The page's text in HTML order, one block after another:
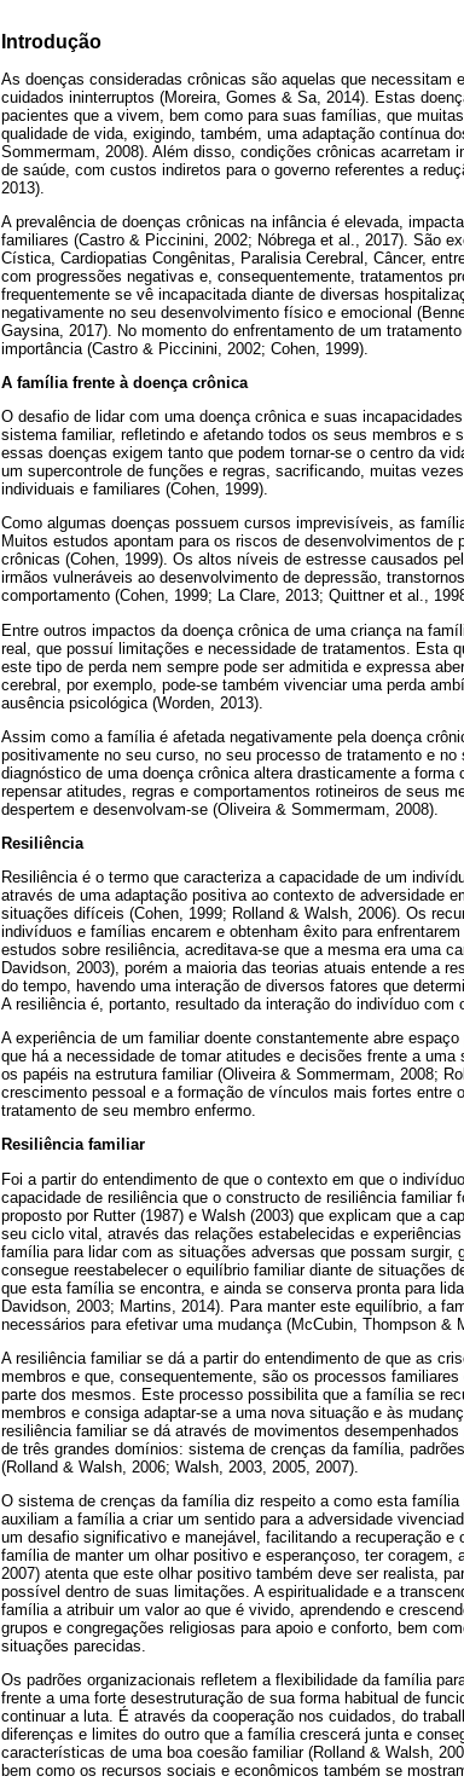
Introdução
As doenças consideradas crônicas são aquelas que
cuidados ininterruptos (Moreira, Gomes & Sa, 2014). Estas
pacientes que a vivem, bem como para suas famílias, que
qualidade de vida, exigindo, também, uma adaptação contínua
Sommermam, 2008). Além disso, condições crônicas
de saúde, com custos indiretos para o governo referentes a
2013).
A prevalência de doenças crônicas na infância é elevada,
familiares (Castro & Piccinini, 2002; Nóbrega et al., 2017). São
Cística, Cardiopatias Congênitas, Paralisia Cerebral, Câncer,
com progressões negativas e, consequentemente, tratamentos
frequentemente se vê incapacitada diante de diversas
negativamente no seu desenvolvimento físico e emocional
Gaysina, 2017). No momento do enfrentamento de um
importância (Castro & Piccinini, 2002; Cohen, 1999).
A família frente à doença crônica
O desafio de lidar com uma doença crônica e suas
sistema familiar, refletindo e afetando todos os seus membros
essas doenças exigem tanto que podem tornar-se o centro da
um supercontrole de funções e regras, sacrificando, muitas
individuais e familiares (Cohen, 1999).
Como algumas doenças possuem cursos imprevisíveis, as
Muitos estudos apontam para os riscos de desenvolvimentos
crônicas (Cohen, 1999). Os altos níveis de estresse causados
irmãos vulneráveis ao desenvolvimento de depressão,
comportamento (Cohen, 1999; La Clare, 2013; Quittner et al.,
Entre outros impactos da doença crônica de uma criança na
real, que possuí limitações e necessidade de tratamentos. Esta
este tipo de perda nem sempre pode ser admitida e expressa
cerebral, por exemplo, pode-se também vivenciar uma perda
ausência psicológica (Worden, 2013).
Assim como a família é afetada negativamente pela doença
positivamente no seu curso, no seu processo de tratamento e
diagnóstico de uma doença crônica altera drasticamente a
repensar atitudes, regras e comportamentos rotineiros de seus
despertem e desenvolvam-se (Oliveira & Sommermam, 2008).
Resiliência
Resiliência é o termo que caracteriza a capacidade de um
através de uma adaptação positiva ao contexto de adversidade
situações difíceis (Cohen, 1999; Rolland & Walsh, 2006). Os
indivíduos e famílias encarem e obtenham êxito para
estudos sobre resiliência, acreditava-se que a mesma era uma
Davidson, 2003), porém a maioria das teorias atuais entende a
do tempo, havendo uma interação de diversos fatores que
A resiliência é, portanto, resultado da interação do indivíduo com
A experiência de um familiar doente constantemente abre
que há a necessidade de tomar atitudes e decisões frente a
os papéis na estrutura familiar (Oliveira & Sommermam, 2008;
crescimento pessoal e a formação de vínculos mais fortes entre
tratamento de seu membro enfermo.
Resiliência familiar
Foi a partir do entendimento de que o contexto em que o
capacidade de resiliência que o constructo de resiliência
proposto por Rutter (1987) e Walsh (2003) que explicam que a
seu ciclo vital, através das relações estabelecidas e
família para lidar com as situações adversas que possam
consegue reestabelecer o equilíbrio familiar diante de situações
que esta família se encontra, e ainda se conserva pronta para
Davidson, 2003; Martins, 2014). Para manter este equilíbrio, a
necessários para efetivar uma mudança (McCubin, Thompson &
A resiliência familiar se dá a partir do entendimento de que as
membros e que, consequentemente, são os processos
parte dos mesmos. Este processo possibilita que a família se
membros e consiga adaptar-se a uma nova situação e às
resiliência familiar se dá através de movimentos
de três grandes domínios: sistema de crenças da família,
(Rolland & Walsh, 2006; Walsh, 2003, 2005, 2007).
O sistema de crenças da família diz respeito a como esta
auxiliam a família a criar um sentido para a adversidade
um desafio significativo e manejável, facilitando a recuperação
família de manter um olhar positivo e esperançoso, ter
2007) atenta que este olhar positivo também deve ser realista,
possível dentro de suas limitações. A espiritualidade e a
família a atribuir um valor ao que é vivido, aprendendo e
grupos e congregações religiosas para apoio e conforto, bem
situações parecidas.
Os padrões organizacionais refletem a flexibilidade da família
frente a uma forte desestruturação de sua forma habitual de
continuar a luta. É através da cooperação nos cuidados, do
diferenças e limites do outro que a família crescerá junta e
características de uma boa coesão familiar (Rolland & Walsh,
bem como os recursos sociais e econômicos também se